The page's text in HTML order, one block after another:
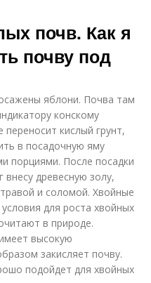
почв. Как я
почву под
яблони. Почва там
конскому
кислый грунт,
в посадочную яму
порциями. После посадки
внесу древесную золу,
и соломой. Хвойные
для роста хвойных
в природе.
высокую
закисляет почву.
подойдет для хвойных